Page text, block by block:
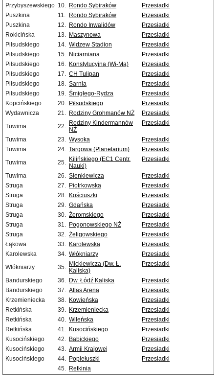
Przybyszewskiego 10. Rondo Sybiraków
Przesiadki
Puszkina
11. Rondo Sybiraków
Przesiadki
Puszkina
12. Rondo Inwalidów
Przesiadki
Rokicińska
13. Maszynowa
Przesiadki
Piłsudskiego
14. Widzew Stadion
Przesiadki
Piłsudskiego
15. Niciarniana
Przesiadki
Piłsudskiego
16. Konstytucyjna (Wi-Ma)
Przesiadki
Piłsudskiego
17. CH Tulipan
Przesiadki
Piłsudskiego
18. Sarnia
Przesiadki
Piłsudskiego
19. Śmigłego-Rydza
Przesiadki
Kopcińskiego
20. Piłsudskiego
Przesiadki
Wydawnicza
21. Rodziny Grohmanów NŻ
Przesiadki
Tuwima
22. Rodziny Kindermannów
NŻ
Przesiadki
Tuwima 23. Wysoka
Przesiadki
Tuwima
24. Targowa (Planetarium)
Przesiadki
Tuwima
25. Kilińskiego (EC1 Centr.
Nauki)
Przesiadki
Tuwima 26. Sienkiewicza
Przesiadki
Struga
27. Piotrkowska
Przesiadki
Struga
28. Kościuszki
Przesiadki
Struga
29. Gdańska
Przesiadki
Struga
30. Żeromskiego
Przesiadki
Struga
31. Pogonowskiego NŻ
Przesiadki
Struga
32. Żeligowskiego
Przesiadki
Łąkowa
33. Karolewska
Przesiadki
Karolewska
34. Włókniarzy
Przesiadki
Włókniarzy
35. Mickiewicza (Dw. Ł.
Kaliska)
Przesiadki
Bandurskiego 36. Dw. Łódź Kaliska
Przesiadki
Bandurskiego
37. Atlas Arena
Przesiadki
Krzemieniecka
38. Kowieńska
Przesiadki
Retkińska
39. Krzemieniecka
Przesiadki
Retkińska
40. Wileńska
Przesiadki
Retkińska
41. Kusocińskiego
Przesiadki
Kusocińskiego
42. Babickiego
Przesiadki
Kusocińskiego
43. Armii Krajowej
Przesiadki
Kusocińskiego
44. Popiełuszki
Przesiadki
45. Retkinia